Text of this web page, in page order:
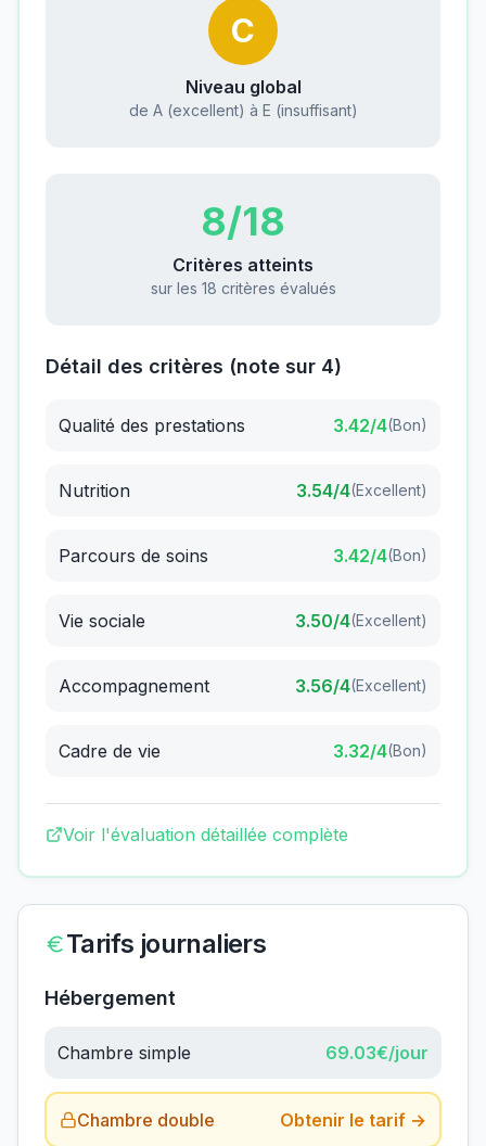
C
Niveau global
de A (excellent) à E (insuffisant)
8/18
Critères atteints
sur les 18 critères évalués
Détail des critères (note sur 4)
Qualité des prestations 3.42/4(Bon)
Nutrition 3.54/4(Excellent)
Parcours de soins 3.42/4(Bon)
Vie sociale 3.50/4(Excellent)
Accompagnement 3.56/4(Excellent)
Cadre de vie 3.32/4(Bon)
Voir l'évaluation détaillée complète
Tarifs journaliers
Hébergement
Chambre simple 69.03€/jour
Chambre double Obtenir le tarif →